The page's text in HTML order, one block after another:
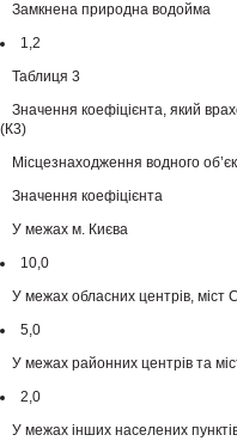
Замкнена природна водойма
1,2
Таблиця 3
Значення коефіцієнта, який
(К3)
Місцезнаходження водного
Значення коефіцієнта
У межах м. Києва
10,0
У межах обласних центрів,
5,0
У межах районних центрів та
2,0
У межах інших населених